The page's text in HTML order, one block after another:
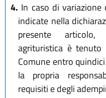
4. In caso di
indicate nella
presente
agrituristica è tenuto
Comune entro
la propria
requisiti e degli